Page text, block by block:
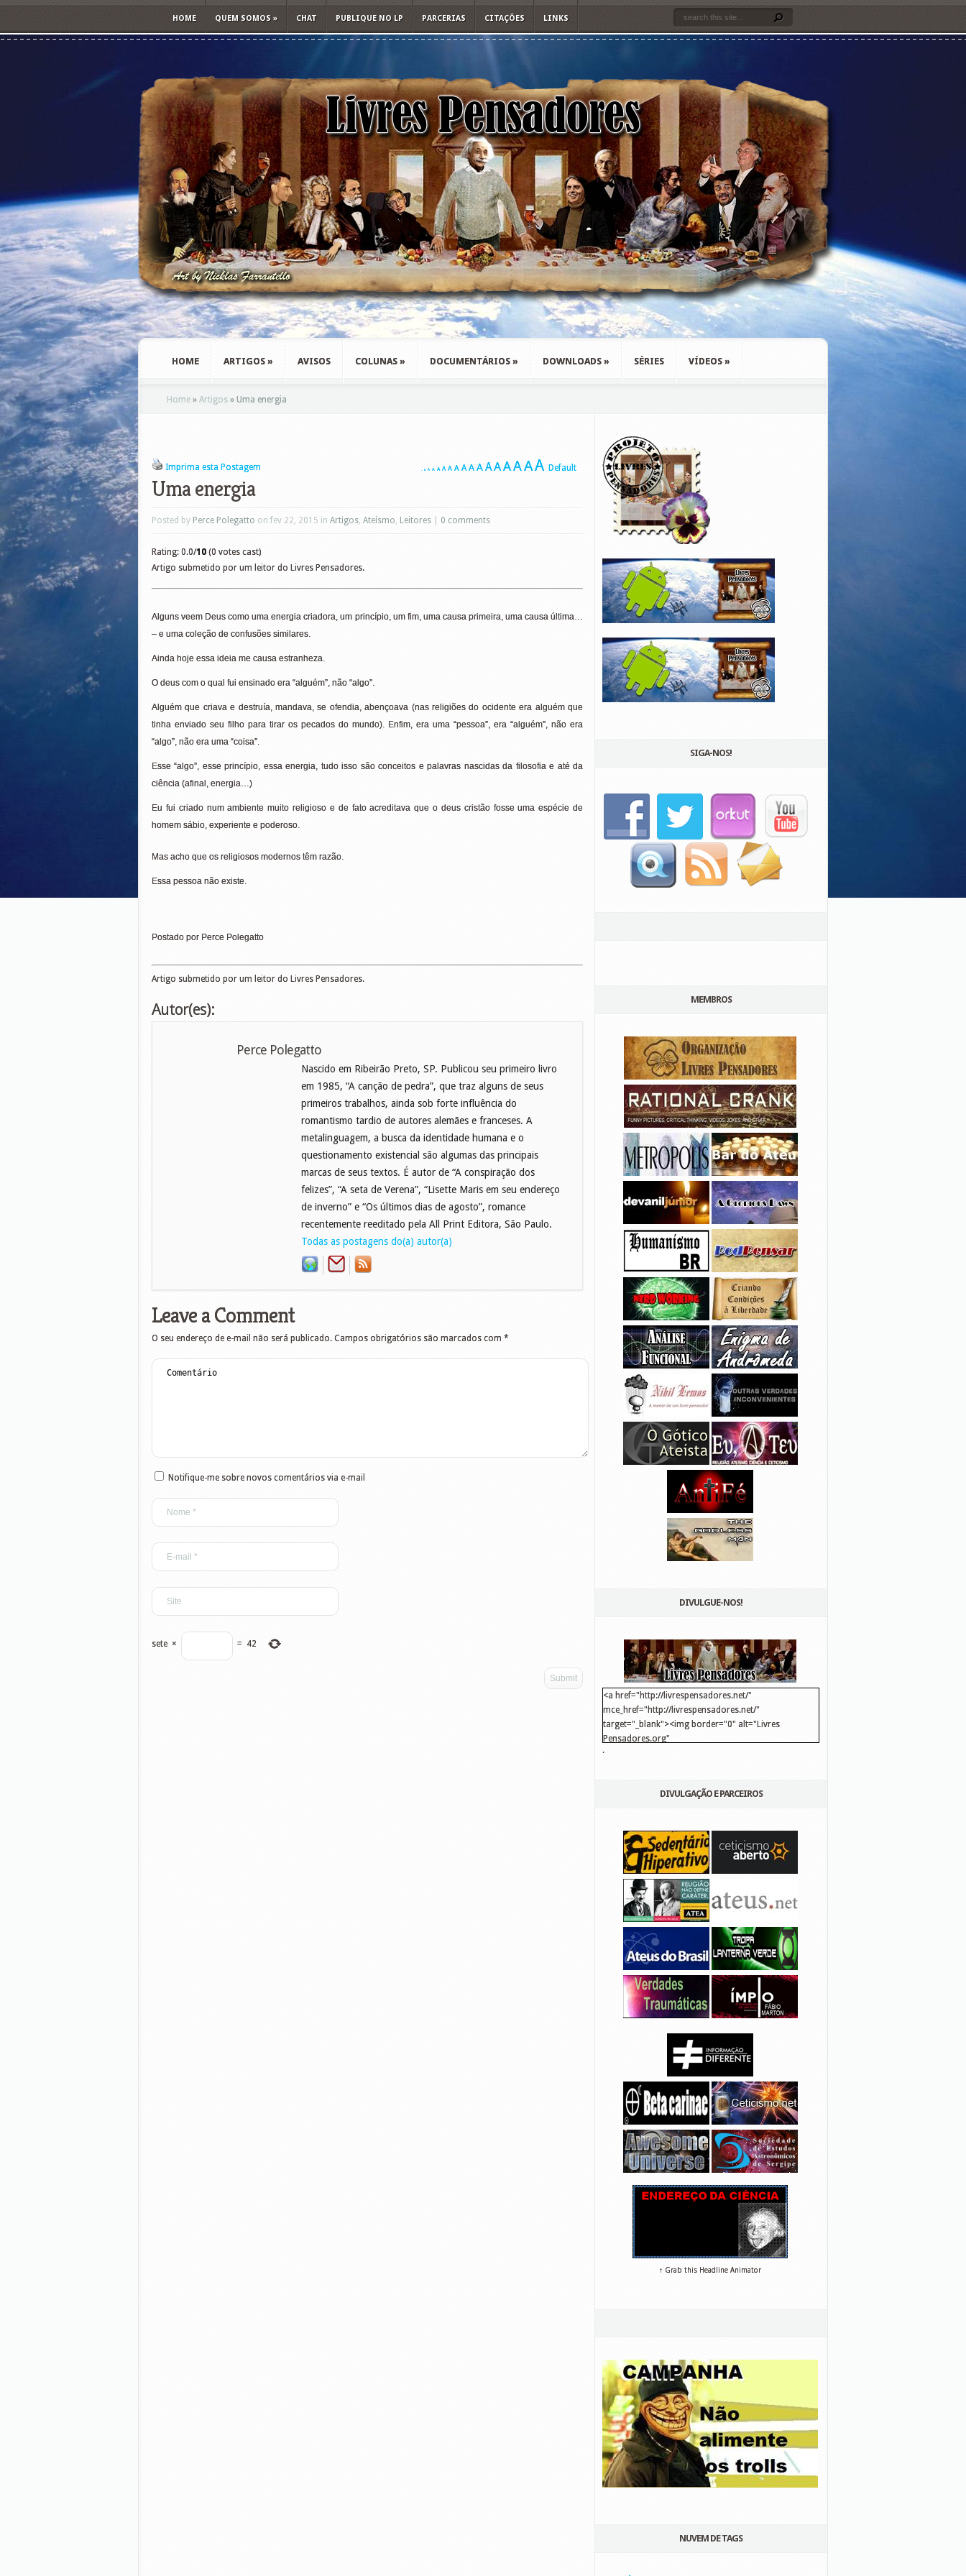
HOME QUEM SOMOS » CHAT PUBLIQUE NO LP PARCERIAS CITAÇÕES LINKS
HOME ARTIGOS » AVISOS COLUNAS » DOCUMENTÁRIOS » DOWNLOADS » SÉRIES VÍDEOS »
Home » Artigos » Uma energia
Imprima esta Postagem A A A A A A A A A A AAAAAAA Default
Uma energia
Posted by Perce Polegatto on fev 22, 2015 in Artigos, Ateísmo, Leitores 0 comments
Rating: 0.0/10 (0 votes cast)
Artigo submetido por um leitor do Livres Pensadores.
Alguns veem Deus como uma energia criadora, um princípio, um fim, uma causa primeira, uma causa última…
– e uma coleção de confusões similares.
Ainda hoje essa ideia me causa estranheza.
O deus com o qual fui ensinado era “alguém”, não “algo”.
Alguém que criava e destruía, mandava, se ofendia, abençoava (nas religiões do ocidente era alguém que
tinha enviado seu filho para tirar os pecados do mundo). Enfim, era uma “pessoa”, era “alguém”, não era
“algo”, não era uma “coisa”.
Esse “algo”, esse princípio, essa energia, tudo isso são conceitos e palavras nascidas da filosofia e até da
ciência (afinal, energia…)
Eu fui criado num ambiente muito religioso e de fato acreditava que o deus cristão fosse uma espécie de
homem sábio, experiente e poderoso.
Mas acho que os religiosos modernos têm razão.
Essa pessoa não existe.
Postado por Perce Polegatto
Artigo submetido por um leitor do Livres Pensadores.
Autor(es):
Perce Polegatto
Nascido em Ribeirão Preto, SP. Publicou seu primeiro livro
em 1985, “A canção de pedra”, que traz alguns de seus
primeiros trabalhos, ainda sob forte influência do
romantismo tardio de autores alemães e franceses. A
metalinguagem, a busca da identidade humana e o
questionamento existencial são algumas das principais
marcas de seus textos. É autor de “A conspiração dos
felizes”, “A seta de Verena”, “Lisette Maris em seu endereço
de inverno” e “Os últimos dias de agosto”, romance
recentemente reeditado pela All Print Editora, São Paulo.
Todas as postagens do(a) autor(a)
Leave a Comment
O seu endereço de e-mail não será publicado. Campos obrigatórios são marcados com *
Notifique-me sobre novos comentários via e-mail
sete × = 42
SIGA-NOS!
MEMBROS
DIVULGUE-NOS!
<a href="http://livrespensadores.net/"
mce_href="http://livrespensadores.net/"
target="_blank"><img border="0" alt="Livres
Pensadores.org"
src="http://lh6.ggpht.com/_25pDjsdjolQ/TNSgK1CylTI/AAAAAAAAAFk/u8d6kvYMhVc/
.
DIVULGAÇÃO E PARCEIROS
↑ Grab this Headline Animator
NUVEM DE TAGS